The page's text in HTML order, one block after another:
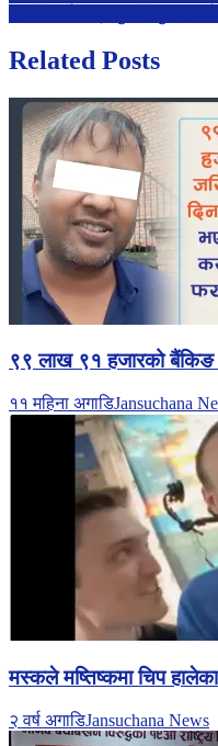
navigation
Related Posts
९९ लाख ९१ हजारको बैंकिङ
११ महिना अगाडिJansuchana
मस्कले मष्तिष्कमा चिप
२ वर्ष अगाडिJansuchana News